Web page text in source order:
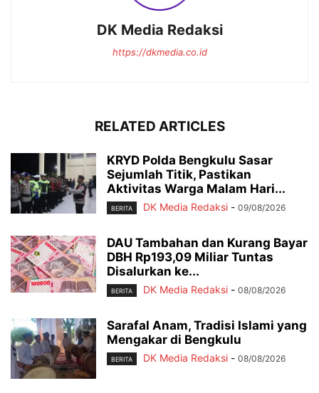
DK Media Redaksi
https://dkmedia.co.id
RELATED ARTICLES
KRYD Polda Bengkulu Sasar
Sejumlah Titik, Pastikan
Aktivitas Warga Malam Hari...
BERITA DK Media Redaksi - 09/08/2026
DAU Tambahan dan Kurang Bayar
DBH Rp193,09 Miliar Tuntas
Disalurkan ke...
BERITA DK Media Redaksi - 08/08/2026
Sarafal Anam, Tradisi Islami yang
Mengakar di Bengkulu
BERITA DK Media Redaksi - 08/08/2026